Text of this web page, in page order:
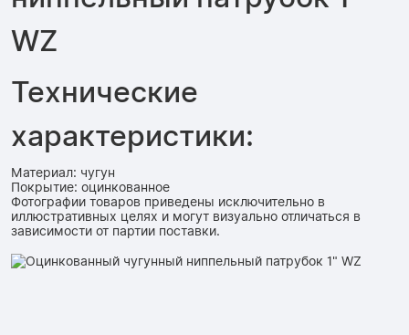
WZ
Технические
характеристики:
Материал: чугун
Покрытие: оцинкованное
Фотографии товаров приведены исключительно в
иллюстративных целях и могут визуально отличаться в
зависимости от партии поставки.